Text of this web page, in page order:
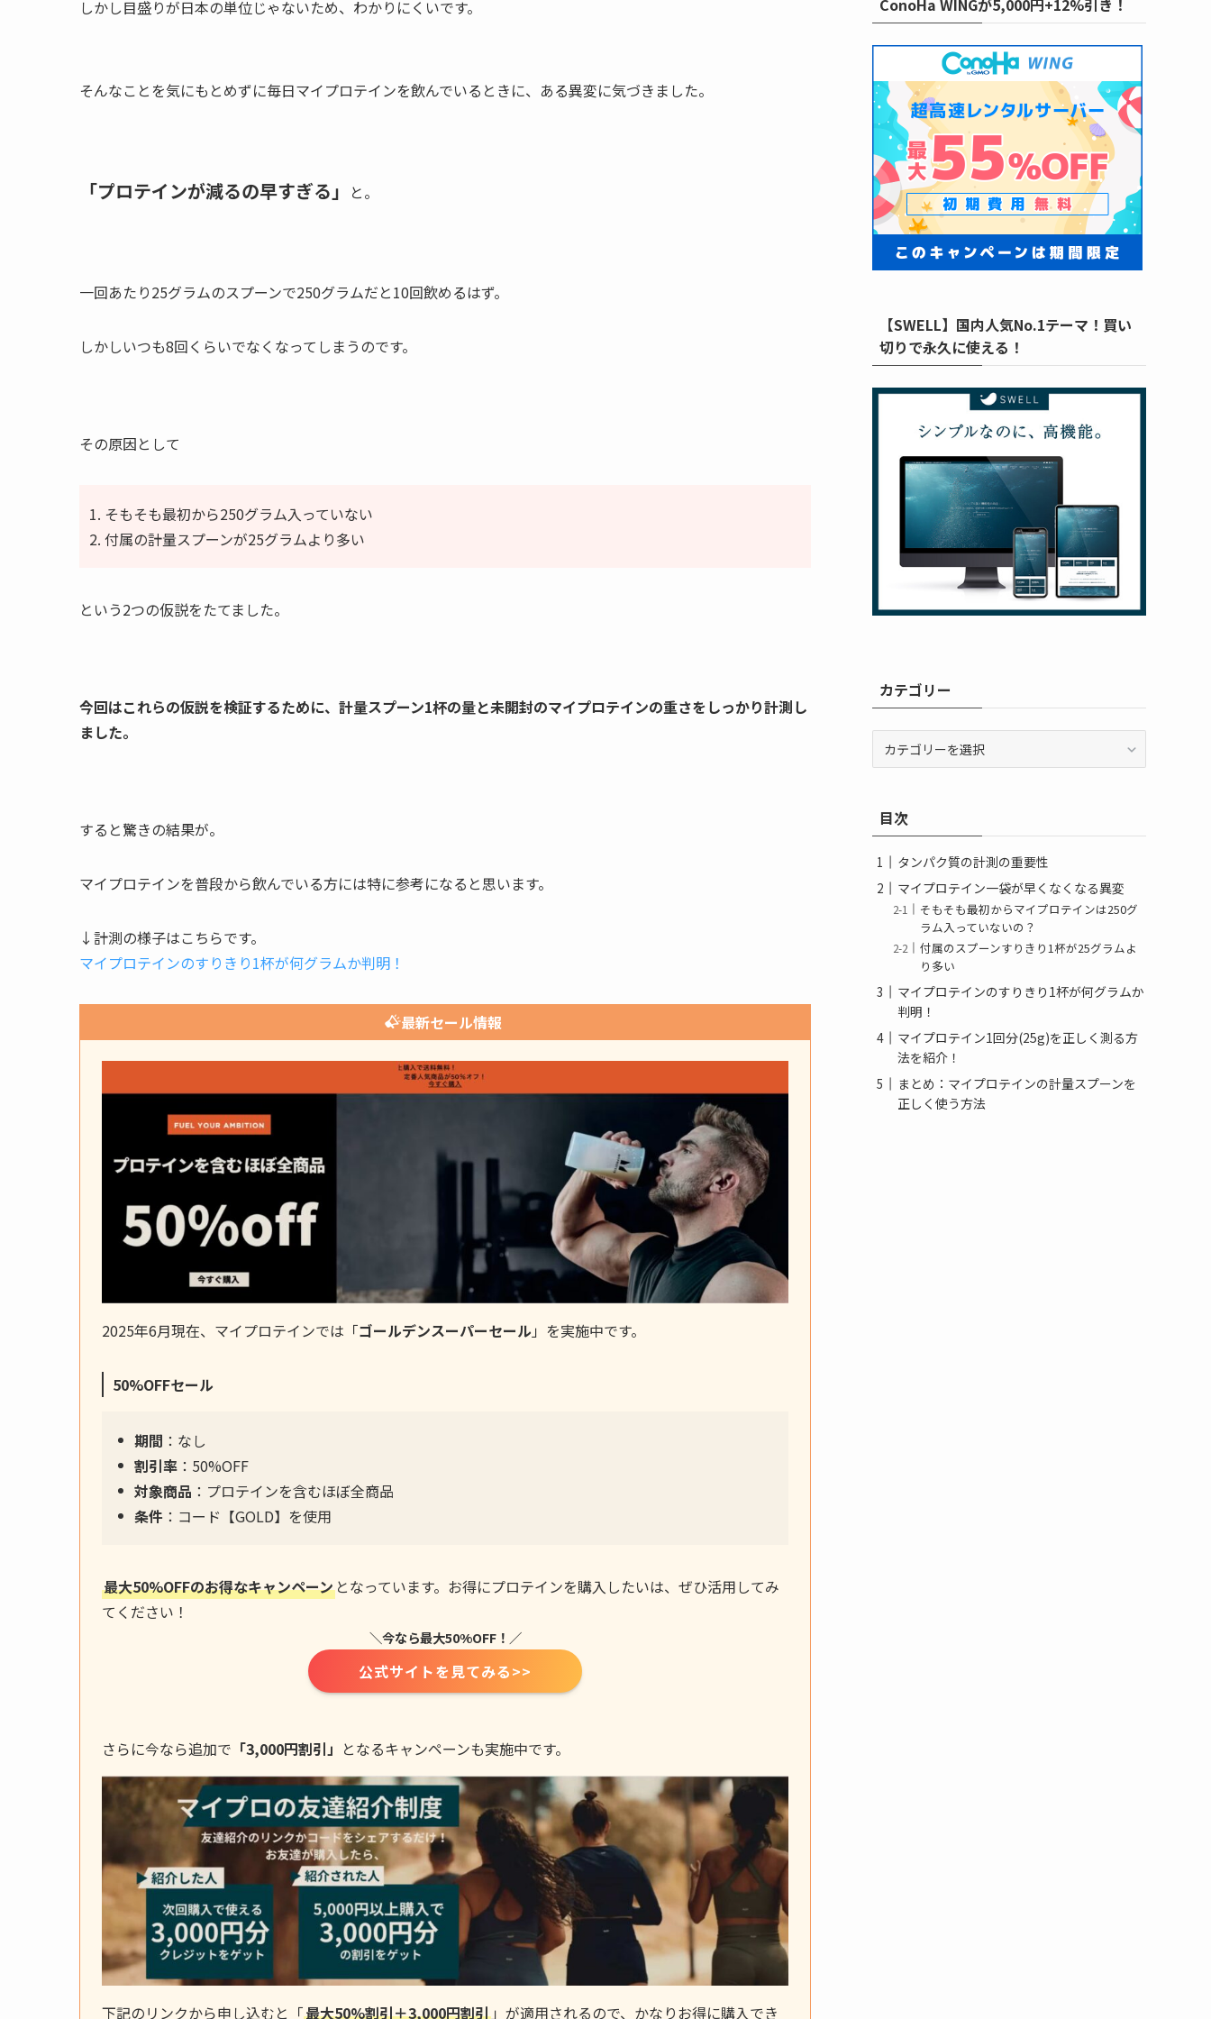
しかし目盛りが日本の単位じゃないため、わかりにくいです。
そんなことを気にもとめずに毎日マイプロテインを飲んでいるときに、ある異変に気づきました。
「プロテインが減るの早すぎる」 と。
一回あたり25グラムのスプーンで250グラムだと10回飲めるはず。
しかしいつも8回くらいでなくなってしまうのです。
その原因として
そもそも最初から250グラム入っていない
付属の計量スプーンが25グラムより多い
という2つの仮説をたてました。
今回はこれらの仮説を検証するために、計量スプーン1杯の量と未開封のマイプロテインの重さをしっかり計測し
ました。
すると驚きの結果が。
マイプロテインを普段から飲んでいる方には特に参考になると思います。
↓計測の様子はこちらです。
マイプロテインのすりきり1杯が何グラムか判明！
最新セール情報
2025年6月現在、マイプロテインでは「ゴールデンスーパーセール 」を実施中です。
50%OFFセール
期間 ：なし
割引率 ：50%OFF
対象商品 ：プロテインを含むほぼ全商品
条件 ：コード【GOLD】を使用
最大50%OFFのお得なキャンペーン となっています。お得にプロテインを購入したいは、ぜひ活用してみ
てください！
＼今なら最大50%OFF！／
公式サイトを見てみる>>
さらに今なら追加で 「3,000円割引」 となるキャンペーンも実施中です。
下記のリンクから申し込むと「最大50%割引＋3,000円割引 」が適用されるので、かなりお得に購入でき
【SWELL】国内人気No.1テーマ！買い
切りで永久に使える！
カテゴリー
ー目次
タンパク質の計測の重要性
マイプロテイン一袋が早くなくなる異変
そもそも最初からマイプロテインは250グ
ラム入っていないの？
付属のスプーンすりきり1杯が25グラムよ
り多い
マイプロテインのすりきり1杯が何グラムか
判明！
マイプロテイン1回分(25g)を正しく測る方
法を紹介！
まとめ：マイプロテインの計量スプーンを
正しく使う方法